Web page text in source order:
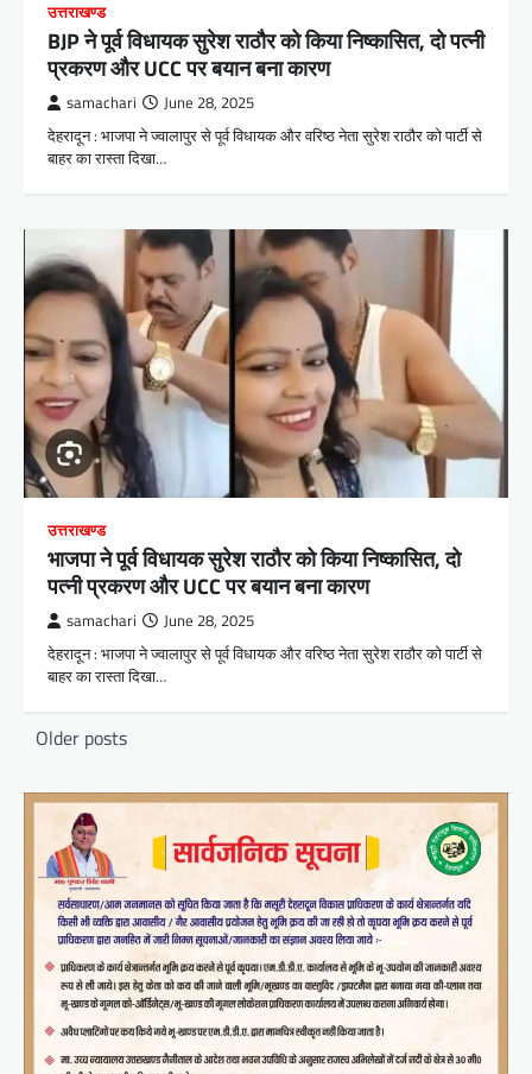
उत्तराखण्ड
BJP ने पूर्व विधायक सुरेश राठौर को किया निष्कासित, दो पत्नी
प्रकरण और UCC पर बयान बना कारण
samachari June 28, 2025
देहरादून : भाजपा ने ज्वालापुर से पूर्व विधायक और वरिष्ठ नेता सुरेश राठौर को पार्टी से
बाहर का रास्ता दिखा…
उत्तराखण्ड
भाजपा ने पूर्व विधायक सुरेश राठौर को किया निष्कासित, दो
पत्नी प्रकरण और UCC पर बयान बना कारण
samachari June 28, 2025
देहरादून : भाजपा ने ज्वालापुर से पूर्व विधायक और वरिष्ठ नेता सुरेश राठौर को पार्टी से
बाहर का रास्ता दिखा…
Posts
Older posts